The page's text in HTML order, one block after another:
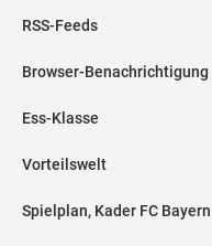
RSS-Feeds
Browser-Benachrichtigung
Ess-Klasse
Vorteilswelt
Spielplan, Kader FC Bayern